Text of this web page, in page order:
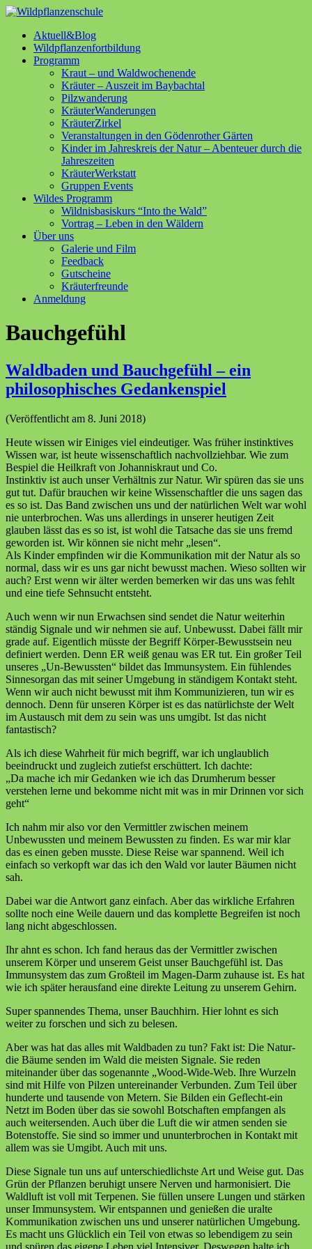
Aktuell&Blog
Wildpflanzenfortbildung
Programm
Kraut – und Waldwochenende
Kräuter – Auszeit im Baybachtal
Pilzwanderung
KräuterWanderungen
KräuterZirkel
Veranstaltungen in den Gödenrother Gärten
Kinder im Jahreskreis der Natur – Abenteuer durch die
Jahreszeiten
KräuterWerkstatt
Gruppen Events
Wildes Programm
Wildnisbasiskurs “Into the Wald”
Vortrag – Leben in den Wäldern
Über uns
Galerie und Film
Feedback
Gutscheine
Kräuterfreunde
Anmeldung
Bauchgefühl
Waldbaden und Bauchgefühl – ein
philosophisches Gedankenspiel
(Veröffentlicht am 8. Juni 2018)
Heute wissen wir Einiges viel eindeutiger. Was früher instinktives
Wissen war, ist heute wissenschaftlich nachvollziehbar. Wie zum
Bespiel die Heilkraft von Johanniskraut und Co.
Instinktiv ist auch unser Verhältnis zur Natur. Wir spüren das sie uns
gut tut. Dafür brauchen wir keine Wissenschaftler die uns sagen das
es so ist. Das Band zwischen uns und der natürlichen Welt war wohl
nie unterbrochen. Was uns allerdings in unserer heutigen Zeit
glauben lässt das es so ist, ist wohl die Tatsache das sie uns fremd
geworden ist. Wir können sie nicht mehr „lesen“.
Als Kinder empfinden wir die Kommunikation mit der Natur als so
normal, dass wir es uns gar nicht bewusst machen. Wieso sollten wir
auch? Erst wenn wir älter werden bemerken wir das uns was fehlt
und eine tiefe Sehnsucht entsteht.
Auch wenn wir nun Erwachsen sind sendet die Natur weiterhin
ständig Signale und wir nehmen sie auf. Unbewusst. Dabei fällt mir
grade auf. Eigentlich müsste der Begriff Körper-Bewusstsein neu
definiert werden. Denn ER weiß genau was ER tut. Ein großer Teil
unseres „Un-Bewussten“ bildet das Immunsystem. Ein fühlendes
Sinnesorgan das mit seiner Umgebung in ständigem Kontakt steht.
Wenn wir auch nicht bewusst mit ihm Kommunizieren, tun wir es
dennoch. Denn für unseren Körper ist es das natürlichste der Welt
im Austausch mit dem zu sein was uns umgibt. Ist das nicht
fantastisch?
Als ich diese Wahrheit für mich begriff, war ich unglaublich
beeindruckt und zugleich zutiefst erschüttert. Ich dachte:
„Da mache ich mir Gedanken wie ich das Drumherum besser
verstehen lerne und bekomme nicht mit was in mir Drinnen vor sich
geht“
Ich nahm mir also vor den Vermittler zwischen meinem
Unbewussten und meinem Bewussten zu finden. Es war mir klar
das es einen geben musste. Diese Reise war spannend. Weil ich
einfach so verkopft war das ich den Wald vor lauter Bäumen nicht
sah.
Dabei war die Antwort ganz einfach. Aber das wirkliche Erfahren
sollte noch eine Weile dauern und das komplette Begreifen ist noch
lang nicht abgeschlossen.
Ihr ahnt es schon. Ich fand heraus das der Vermittler zwischen
unserem Körper und unserem Geist unser Bauchgefühl ist. Das
Immunsystem das zum Großteil im Magen-Darm zuhause ist. Es hat
wie ich später herausfand eine direkte Leitung zu unserem Gehirn.
Super spannendes Thema, unser Bauchhirn. Hier lohnt es sich
weiter zu forschen und sich zu belesen.
Aber was hat das alles mit Waldbaden zu tun? Fakt ist: Die Natur-
die Bäume senden im Wald die meisten Signale. Sie reden
miteinander über das sogenannte „Wood-Wide-Web. Ihre Wurzeln
sind mit Hilfe von Pilzen untereinander Verbunden. Zum Teil über
hunderte und tausende von Metern. Sie Bilden ein Geflecht-ein
Netzt im Boden über das sie sowohl Botschaften empfangen als
auch weitersenden. Auch über die Luft die wir atmen senden sie
Botenstoffe. Sie sind so immer und ununterbrochen in Kontakt mit
allem was sie Umgibt. Auch mit uns.
Diese Signale tun uns auf unterschiedlichste Art und Weise gut. Das
Grün der Pflanzen beruhigt unsere Nerven und harmonisiert. Die
Waldluft ist voll mit Terpenen. Sie füllen unsere Lungen und stärken
unser Immunsystem. Wir entspannen und genießen die uralte
Kommunikation zwischen uns und unserer natürlichen Umgebung.
Es macht uns Glücklich ein Teil von etwas so lebendigem zu sein
und spüren das eigene Leben viel Intensiver. Deswegen halte ich